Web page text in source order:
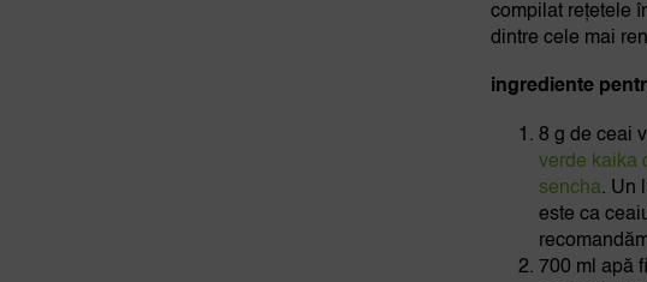
compilat rețetele
dintre cele mai
ingrediente
8 g de ceai
verde kaika
sencha. Un
este ca
700 ml apă